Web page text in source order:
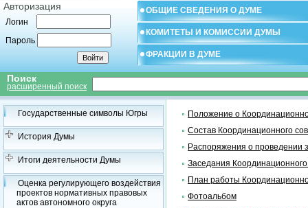
Авторизация
Логин
Пароль
ОБЩИЕ СВЕДЕНИЯ О ДУМЕ
КОМИТЕТЫ И КОМИССИИ ДУМЫ
ФРАКЦИИ В ДУМЕ
Поиск
расширенный поиск
Государственные символы Югры
История Думы
Итоги деятельности Думы
Оценка регулирующего воздействия
проектов нормативных правовых
актов автономного округа
Положение о
Состав Координационного
Распоряжения о проведении
Заседания
План работы
Фотоальбом